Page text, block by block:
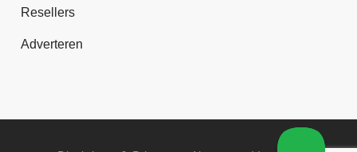
Resellers
Adverteren